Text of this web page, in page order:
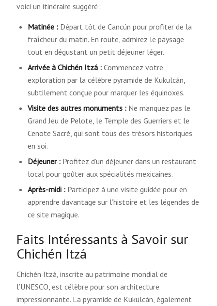
voici un itinéraire suggéré :
Matinée :Départ tôt de Cancún pour profiter de la
fraîcheur du matin. En route, admirez le paysage
tout en dégustant un petit déjeuner léger.
Arrivée à Chichén Itzá :Commencez votre
exploration par la célèbre pyramide de Kukulcán,
subtilement conçue pour marquer les équinoxes.
Visite des autres monuments :Ne manquez pas le
Grand Jeu de Pelote, le Temple des Guerriers et le
Cenote Sacré, qui sont tous des trésors historiques
en soi.
Déjeuner :Profitez d’un déjeuner dans un restaurant
local pour goûter aux spécialités mexicaines.
Après-midi :Participez à une visite guidée pour en
apprendre davantage sur l’histoire et les légendes de
ce site magique.
Faits Intéressants à Savoir sur
Chichén Itzá
Chichén Itzá, inscrite au patrimoine mondial de
l’UNESCO, est célèbre pour son architecture
impressionnante. La pyramide de Kukulcán, également